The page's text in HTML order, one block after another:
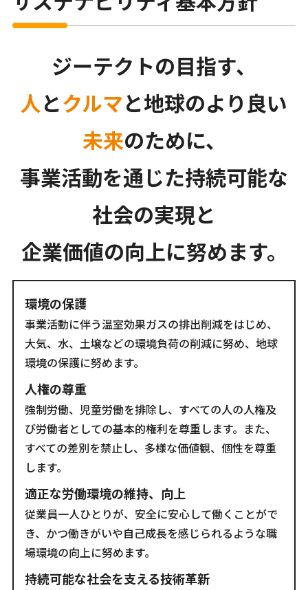
ジーテクトの目指す、
人とクルマと地球のより良い
未来のために、
事業活動を通じた持続可能な
社会の実現と
企業価値の向上に努めます。
環境の保護
事業活動に伴う温室効果ガスの排出削減をはじめ、
大気、水、土壌などの環境負荷の削減に努め、地球
環境の保護に努めます。
人権の尊重
強制労働、児童労働を排除し、すべての人の人権及
び労働者としての基本的権利を尊重します。また、
すべての差別を禁止し、多様な価値観、個性を尊重
します。
適正な労働環境の維持、向上
従業員一人ひとりが、安全に安心して働くことがで
き、かつ働きがいや自己成長を感じられるような職
場環境の向上に努めます。
持続可能な社会を支える技術革新